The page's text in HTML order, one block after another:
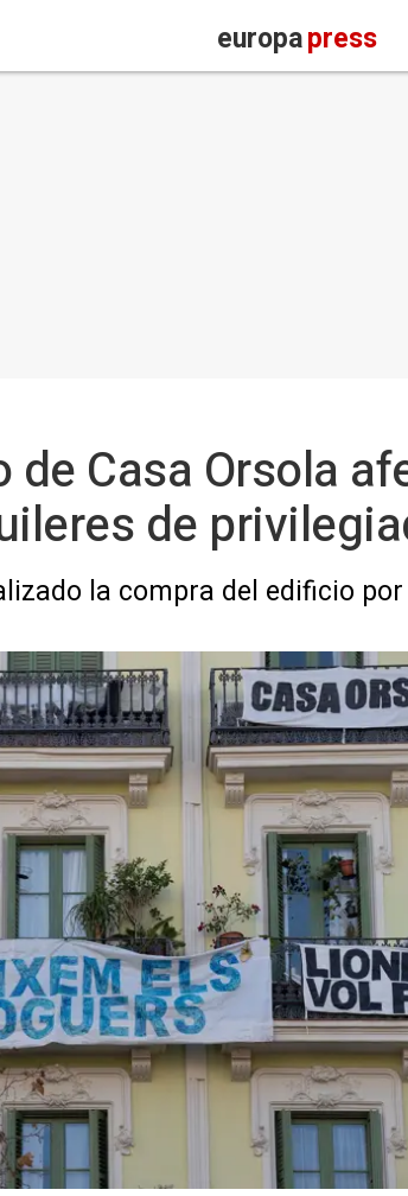
europapress
de Casa Orsola
de
la compra del edificio